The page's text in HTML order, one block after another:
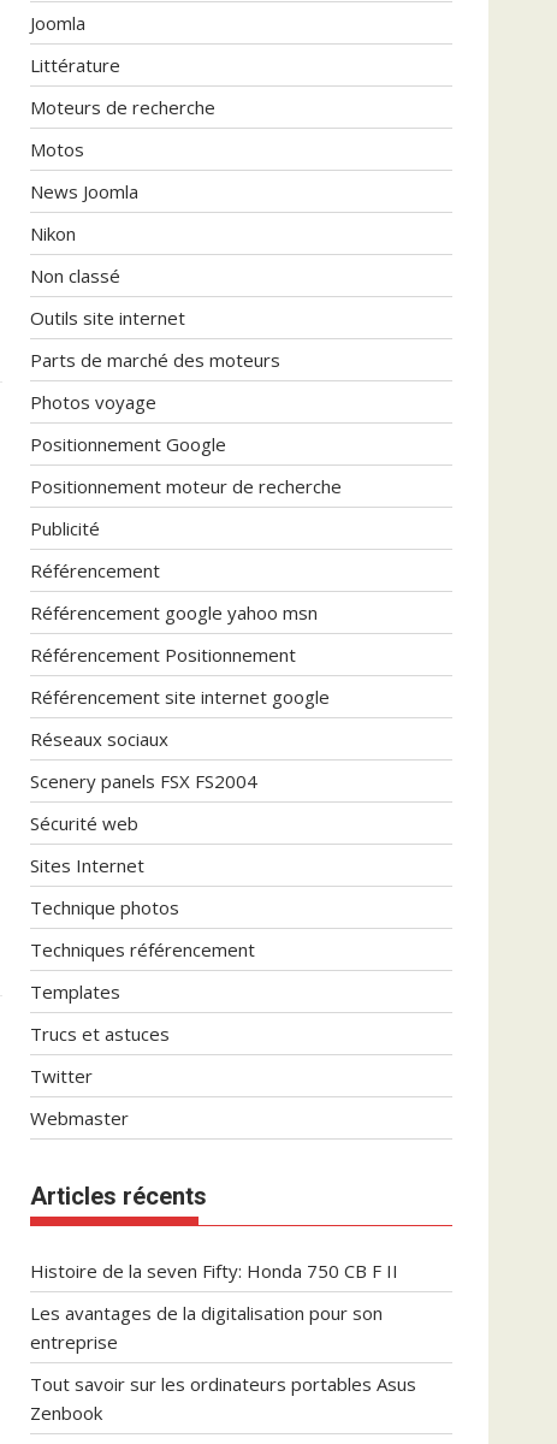
Joomla
Littérature
Moteurs de recherche
Motos
News Joomla
Nikon
Non classé
Outils site internet
Parts de marché des moteurs
Photos voyage
Positionnement Google
Positionnement moteur de recherche
Publicité
Référencement
Référencement google yahoo msn
Référencement Positionnement
Référencement site internet google
Réseaux sociaux
Scenery panels FSX FS2004
Sécurité web
Sites Internet
Technique photos
Techniques référencement
Templates
Trucs et astuces
Twitter
Webmaster
Articles récents
Histoire de la seven Fifty: Honda 750 CB F II
Les avantages de la digitalisation pour son
entreprise
Tout savoir sur les ordinateurs portables Asus
Zenbook